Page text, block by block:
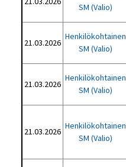
SM (Valio)
21.03.2026
Henkilökohtainen
SM (Valio)
21.03.2026
Henkilökohtainen
SM (Valio)
21.03.2026
Henkilökohtainen
SM (Valio)